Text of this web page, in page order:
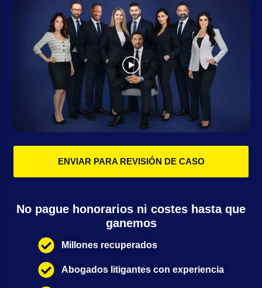
ENVIAR PARA REVISIÓN DE CASO
No pague honorarios ni costes hasta que
ganemos
Millones recuperados
Abogados litigantes con experiencia